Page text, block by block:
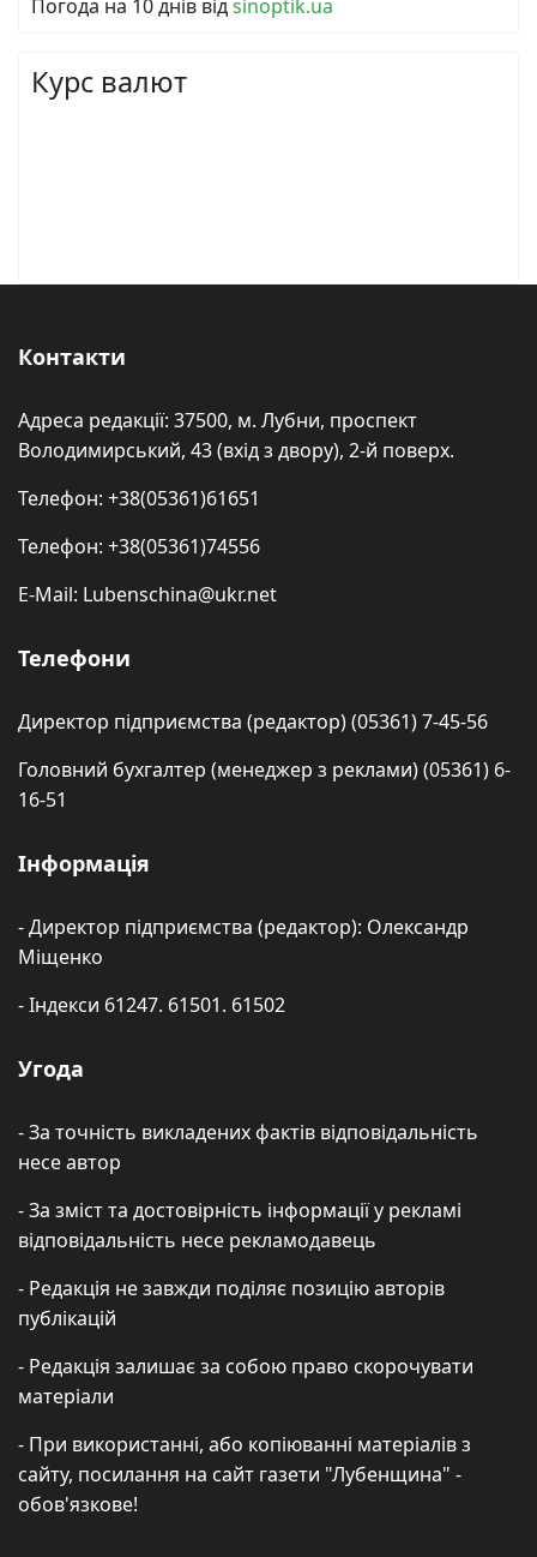
Погода на 10 днів відsinoptik.ua
Курс валют
Контакти
Адреса редакції: 37500, м. Лубни, проспект
Володимирський, 43 (вхід з двору), 2-й поверх.
Телефон: +38(05361)61651
Телефон: +38(05361)74556
E-Mail: Lubenschina@ukr.net
Телефони
Директор підприємства (редактор) (05361) 7-45-56
Головний бухгалтер (менеджер з реклами) (05361) 6-
16-51
Інформація
- Директор підприємства (редактор): Олександр
Міщенко
- Індекси 61247. 61501. 61502
Угода
- За точність викладених фактів відповідальність
несе автор
- За зміст та достовірність інформації у рекламі
відповідальність несе рекламодавець
- Редакція не завжди поділяє позицію авторів
публікацій
- Редакція залишає за собою право скорочувати
матеріали
- При використанні, або копіюванні матеріалів з
сайту, посилання на сайт газети "Лубенщина" -
обов'язкове!